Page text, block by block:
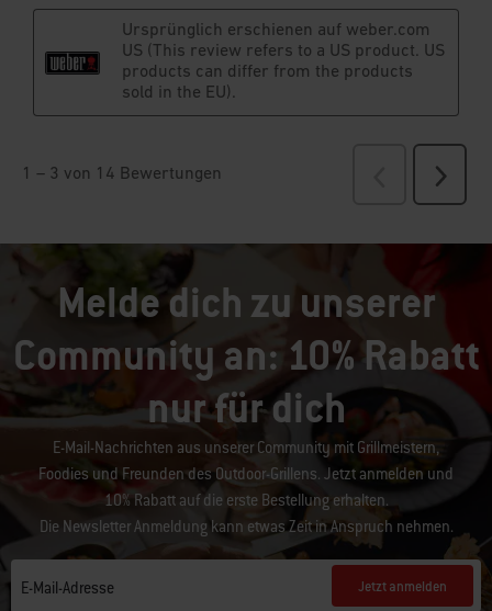
Melde dich zu unserer
Community an: 10% Rabatt
nur für dich
E-Mail-Nachrichten aus unserer Community mit Grillmeistern,
Foodies und Freunden des Outdoor-Grillens. Jetzt anmelden und
10% Rabatt auf die erste Bestellung erhalten.
Die Newsletter Anmeldung kann etwas Zeit in Anspruch nehmen.
E-Mail-Adresse Jetzt anmelden